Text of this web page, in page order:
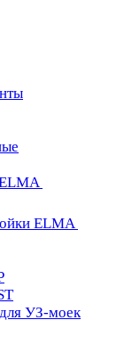
ELMA
УЗ-моек